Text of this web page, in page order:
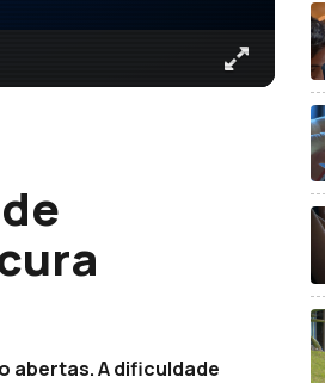
abertas. A dificuldade